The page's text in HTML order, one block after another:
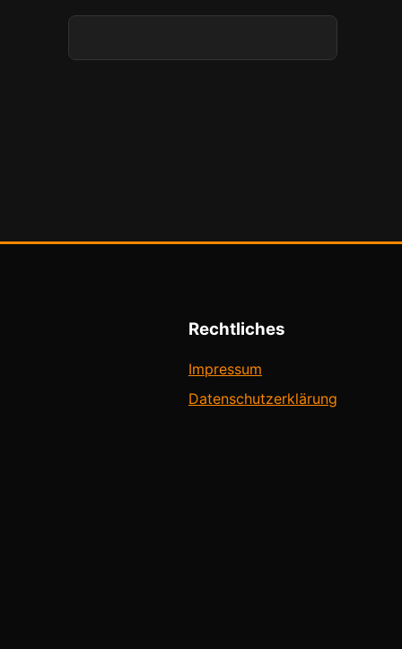
Rechtliches
Impressum
Datenschutzerklärung